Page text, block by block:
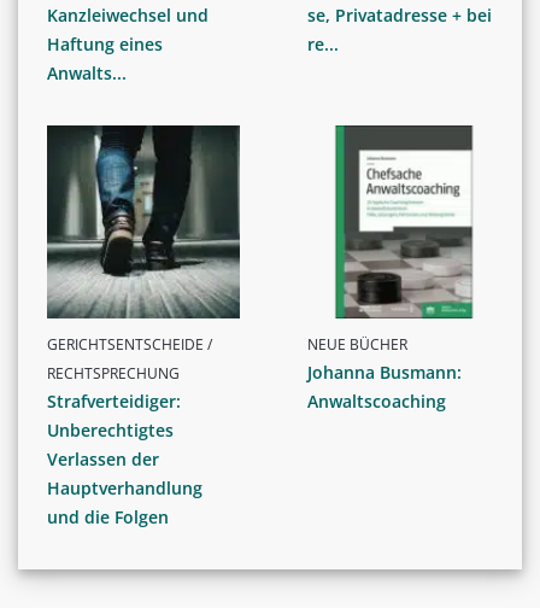
Kanzleiwechsel und
Haftung eines
Anwalts...
se, Privatadresse + bei
re...
GERICHTSENTSCHEIDE /
RECHTSPRECHUNG
Strafverteidiger:
Unberechtigtes
Verlassen der
Hauptverhandlung
und die Folgen
NEUE BÜCHER
Johanna Busmann:
Anwaltscoaching